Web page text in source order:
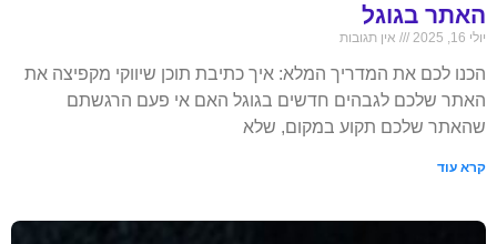
האתר בגוגל
יולי 16, 2025 אין תגובות
הכנו לכם את המדריך המלא: איך כתיבת תוכן שיווקי מקפיצה את
האתר שלכם לגבהים חדשים בגוגל האם אי פעם הרגשתם
שהאתר שלכם תקוע במקום, שלא
קרא עוד